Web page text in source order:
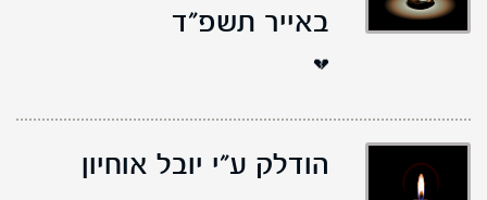
באייר תשפ"ד
💔
הודלק ע"י יובל אוחיון